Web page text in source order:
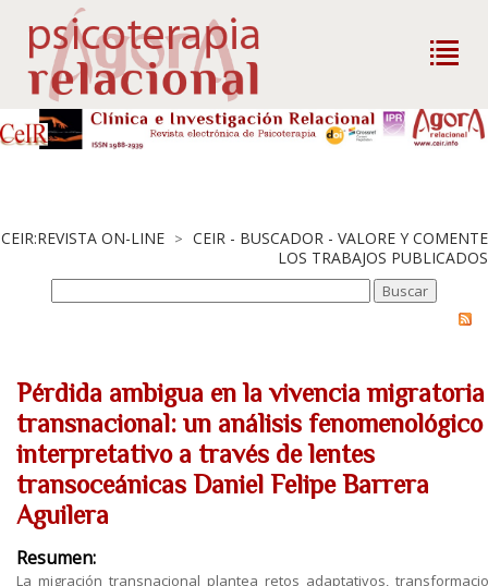
CEIR:REVISTA ON-LINE > CEIR - BUSCADOR - VALORE Y COMENTE
LOS TRABAJOS PUBLICADOS
Pérdida ambigua en la vivencia migratoria
transnacional: un análisis fenomenológico
interpretativo a través de lentes
transoceánicas Daniel Felipe Barrera
Aguilera
Resumen:
La migración transnacional plantea retos adaptativos,